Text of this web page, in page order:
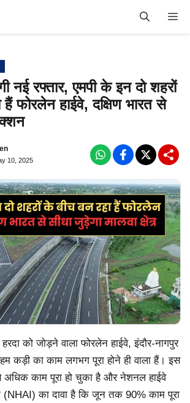
नई रफ्तार, एमपी के इन दो शहरों
फोरलेन हाईवे, दक्षिण भारत से
10, 2025
को जोड़ने वाला फोरलेन हाईवे, इंदौर-नागपुर
कड़ी का काम लगभग पूरा होने ही वाला हैं। इस
काम पूरा हो चुका है और नेशनल हाईवे
(NHAI) का दावा है कि जून तक 90% काम पूरा